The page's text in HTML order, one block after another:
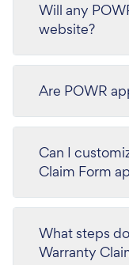
Will any
website?
Are POWR
Can I
Claim Form
What steps
Warranty